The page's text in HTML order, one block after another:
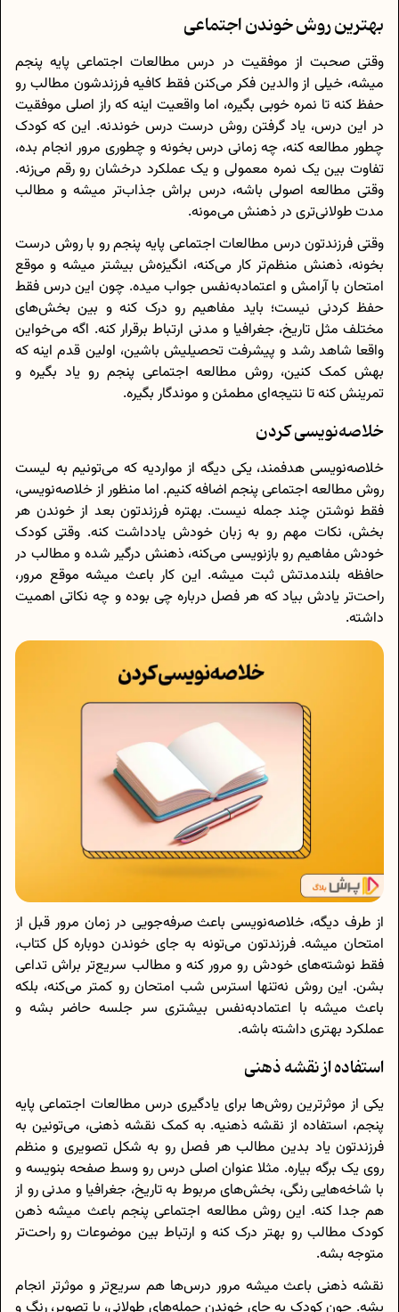
بهترین روش خوندن اجتماعی
وقتی صحبت از موفقیت در درس مطالعات اجتماعی پایه پنجم
میشه، خیلی از والدین فکر می‌کنن فقط کافیه فرزندشون مطالب رو
حفظ کنه تا نمره خوبی بگیره، اما واقعیت اینه که راز اصلی موفقیت
در این درس، یاد گرفتن روش درست درس خوندنه. این که کودک
چطور مطالعه کنه، چه زمانی درس بخونه و چطوری مرور انجام بده،
تفاوت بین یک نمره معمولی و یک عملکرد درخشان رو رقم می‌زنه.
وقتی مطالعه اصولی باشه، درس براش جذاب‌تر میشه و مطالب
مدت طولانی‌تری در ذهنش می‌مونه.
وقتی فرزندتون درس مطالعات اجتماعی پایه پنجم رو با روش درست
بخونه، ذهنش منظم‌تر کار می‌کنه، انگیزه‌ش بیشتر میشه و موقع
امتحان با آرامش و اعتمادبه‌نفس جواب میده. چون این درس فقط
حفظ کردنی نیست؛ باید مفاهیم رو درک کنه و بین بخش‌های
مختلف مثل تاریخ، جغرافیا و مدنی ارتباط برقرار کنه. اگه می‌خواین
واقعا شاهد رشد و پیشرفت تحصیلیش باشین، اولین قدم اینه که
بهش کمک کنین، روش مطالعه اجتماعی پنجم رو یاد بگیره و
تمرینش کنه تا نتیجه‌ای مطمئن و موندگار بگیره.
خلاصه‌نویسی کردن
خلاصه‌نویسی هدفمند، یکی دیگه از مواردیه که می‌تونیم به لیست
روش مطالعه اجتماعی پنجم اضافه کنیم. اما منظور از خلاصه‌نویسی،
فقط نوشتن چند جمله نیست. بهتره فرزندتون بعد از خوندن هر
بخش، نکات مهم رو به زبان خودش یادداشت کنه. وقتی کودک
خودش مفاهیم رو بازنویسی می‌کنه، ذهنش درگیر شده و مطالب در
حافظه بلندمدتش ثبت میشه. این کار باعث میشه موقع مرور،
راحت‌تر یادش بیاد که هر فصل درباره چی بوده و چه نکاتی اهمیت
داشته.
از طرف دیگه، خلاصه‌نویسی باعث صرفه‌جویی در زمان مرور قبل از
امتحان میشه. فرزندتون می‌تونه به جای خوندن دوباره کل کتاب،
فقط نوشته‌های خودش رو مرور کنه و مطالب سریع‌تر براش تداعی
بشن. این روش نه‌تنها استرس شب امتحان رو کمتر می‌کنه، بلکه
باعث میشه با اعتمادبه‌نفس بیشتری سر جلسه حاضر بشه و
عملکرد بهتری داشته باشه.
استفاده از نقشه ذهنی
یکی از موثرترین روش‌ها برای یادگیری درس مطالعات اجتماعی پایه
پنجم، استفاده از نقشه ذهنیه. به کمک نقشه ذهنی، می‌تونین به
فرزندتون یاد بدین مطالب هر فصل رو به شکل تصویری و منظم
روی یک برگه بیاره. مثلا عنوان اصلی درس رو وسط صفحه بنویسه و
با شاخه‌هایی رنگی، بخش‌های مربوط به تاریخ، جغرافیا و مدنی رو از
هم جدا کنه. این روش مطالعه اجتماعی پنجم باعث میشه ذهن
کودک مطالب رو بهتر درک کنه و ارتباط بین موضوعات رو راحت‌تر
متوجه بشه.
نقشه ذهنی باعث میشه مرور درس‌ها هم سریع‌تر و موثرتر انجام